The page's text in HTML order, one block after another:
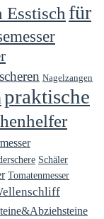
Esstisch für
Nagelzangen
praktische
Schäler
Tomatenmesser